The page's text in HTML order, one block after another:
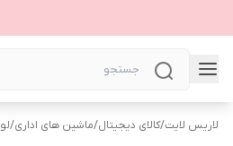
لاریس لایت/کالای دیجیتال/ماشین های اداری/